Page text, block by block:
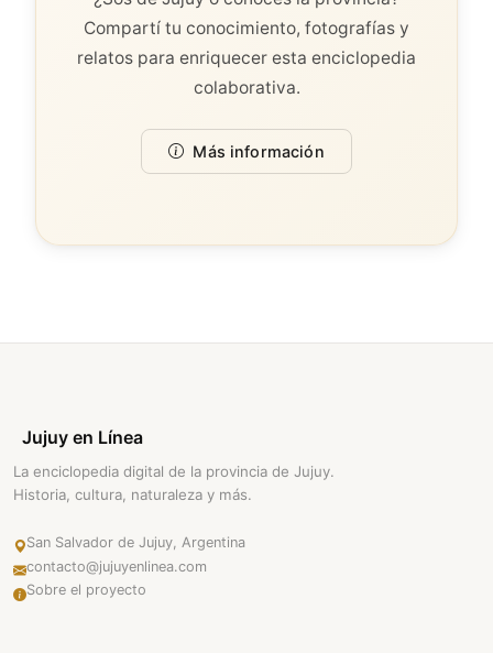
Compartí tu conocimiento, fotografías y
relatos para enriquecer esta enciclopedia
colaborativa.
Más información
Jujuy en Línea
La enciclopedia digital de la provincia de Jujuy.
Historia, cultura, naturaleza y más.
San Salvador de Jujuy, Argentina
contacto@jujuyenlinea.com
Sobre el proyecto